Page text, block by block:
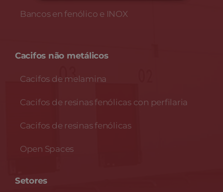
Bancos en fenólico e INOX
Cacifos não metálicos
Cacifos de melamina
Cacifos de resinas fenólicas con perfilaria
Cacifos de resinas fenólicas
Open Spaces
Setores